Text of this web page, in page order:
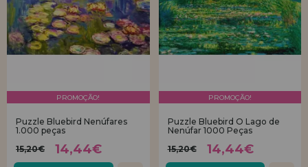
PROMOÇÃO!
Puzzle Bluebird Nenúfares
1.000 peças
15,20€
14,44€
PROMOÇÃO!
Puzzle Bluebird O Lago de
Nenúfar 1000 Peças
15,20€
14,44€